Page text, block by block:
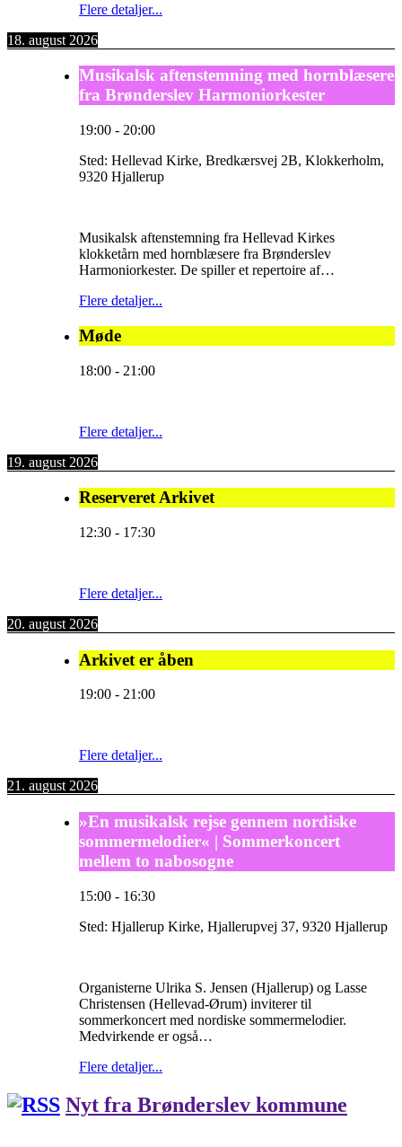
Flere detaljer...
18. august 2026
Musikalsk aftenstemning med hornblæsere
fra Brønderslev Harmoniorkester
19:00 - 20:00
Sted: Hellevad Kirke, Bredkærsvej 2B, Klokkerholm,
9320 Hjallerup
Musikalsk aftenstemning fra Hellevad Kirkes
klokketårn med hornblæsere fra Brønderslev
Harmoniorkester. De spiller et repertoire af…
Flere detaljer...
Møde
18:00 - 21:00
Flere detaljer...
19. august 2026
Reserveret Arkivet
12:30 - 17:30
Flere detaljer...
20. august 2026
Arkivet er åben
19:00 - 21:00
Flere detaljer...
21. august 2026
»En musikalsk rejse gennem nordiske
sommermelodier« | Sommerkoncert
mellem to nabosogne
15:00 - 16:30
Sted: Hjallerup Kirke, Hjallerupvej 37, 9320 Hjallerup
Organisterne Ulrika S. Jensen (Hjallerup) og Lasse
Christensen (Hellevad-Ørum) inviterer til
sommerkoncert med nordiske sommermelodier.
Medvirkende er også…
Flere detaljer...
Nyt fra Brønderslev kommune